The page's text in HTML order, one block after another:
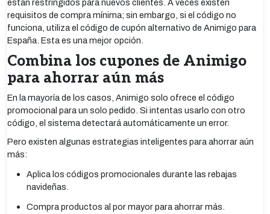
están restringidos para nuevos clientes. A veces existen
requisitos de compra mínima; sin embargo, si el código no
funciona, utiliza el código de cupón alternativo de Animigo para
España. Esta es una mejor opción.
Combina los cupones de Animigo
para ahorrar aún más
En la mayoría de los casos, Animigo solo ofrece el código
promocional para un solo pedido. Si intentas usarlo con otro
código, el sistema detectará automáticamente un error.
Pero existen algunas estrategias inteligentes para ahorrar aún
más:
Aplica los códigos promocionales durante las rebajas
navideñas.
Compra productos al por mayor para ahorrar más.